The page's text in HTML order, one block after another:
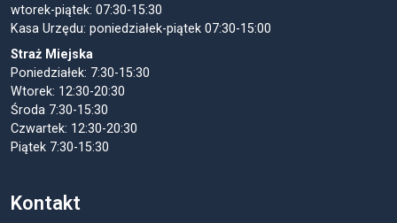
wtorek-piątek: 07:30-15:30
Kasa Urzędu: poniedziałek-piątek 07:30-15:00
Straż Miejska
Poniedziałek: 7:30-15:30
Wtorek: 12:30-20:30
Środa 7:30-15:30
Czwartek: 12:30-20:30
Piątek 7:30-15:30
Kontakt